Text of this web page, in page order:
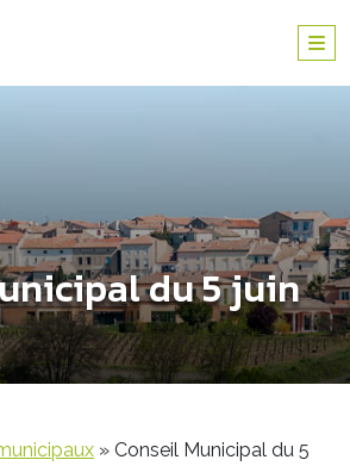
du 5 juin
» Conseil Municipal du 5